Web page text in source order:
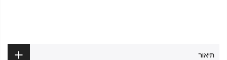
תיאור